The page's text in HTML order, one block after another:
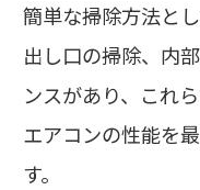
簡単な掃除方法と
出し口の掃除、内
ンスがあり、これ
エアコンの性能を
す。